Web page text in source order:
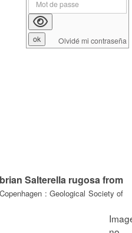
Salterella rugosa from
: Geological Society of
Olvidé mi contraseña